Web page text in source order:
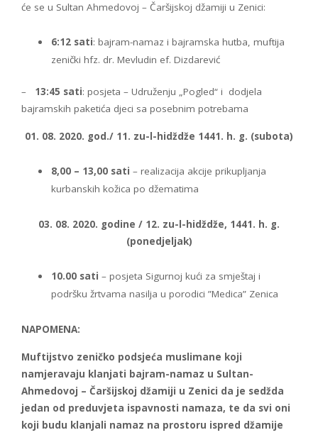
će se u Sultan Ahmedovoj – Čaršijskoj džamiji u Zenici:
6:12 sati: bajram-namaz i bajramska hutba, muftija
zenički hfz. dr. Mevludin ef. Dizdarević
– 13:45 sati: posjeta – Udruženju „Pogled“ i dodjela
bajramskih paketića djeci sa posebnim potrebama
01. 08. 2020. god./ 11. zu-l-hidždže 1441. h. g. (subota)
8,00 – 13,00 sati – realizacija akcije prikupljanja
kurbanskih kožica po džematima
03. 08. 2020. godine / 12. zu-l-hidždže, 1441. h. g.
(ponedjeljak)
10.00 sati – posjeta Sigurnoj kući za smještaj i
podršku žrtvama nasilja u porodici ”Medica” Zenica
NAPOMENA:
Muftijstvo zeničko podsjeća muslimane koji
namjeravaju klanjati bajram-namaz u Sultan-
Ahmedovoj – Čaršijskoj džamiji u Zenici da je sedžda
jedan od preduvjeta ispavnosti namaza, te da svi oni
koji budu klanjali namaz na prostoru ispred džamije